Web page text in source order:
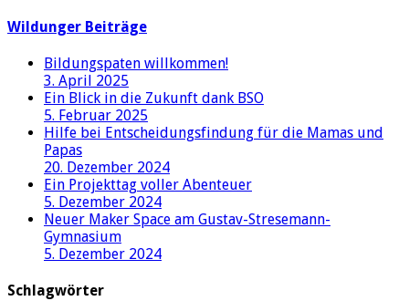
Wildunger Beiträge
Bildungspaten willkommen!
3. April 2025
Ein Blick in die Zukunft dank BSO
5. Februar 2025
Hilfe bei Entscheidungsfindung für die Mamas und
Papas
20. Dezember 2024
Ein Projekttag voller Abenteuer
5. Dezember 2024
Neuer Maker Space am Gustav-Stresemann-
Gymnasium
5. Dezember 2024
Schlagwörter